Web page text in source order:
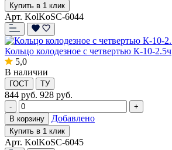
Купить в 1 клик
Арт. KolKoSC-6044
Кольцо колодезное с четвертью К-10-2.5ч
5,0
В наличии
ГОСТ ТУ
844 руб. 928 руб.
-
+
В корзину
Добавлено
Купить в 1 клик
Арт. KolKoSC-6045